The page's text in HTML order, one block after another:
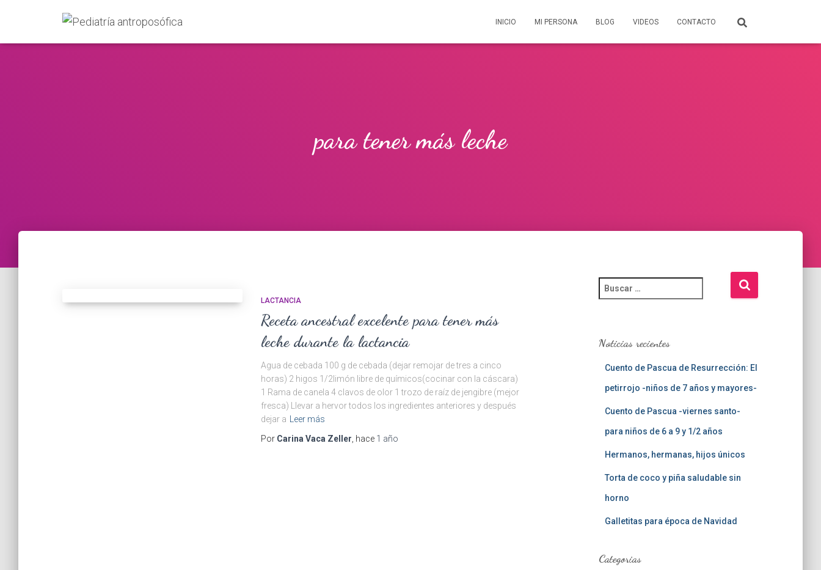
INICIO MI PERSONA BLOG VIDEOS CONTACTO
para tener más leche
LACTANCIA
Receta ancestral excelente para tener más
leche durante la lactancia
Agua de cebada 100 g de cebada (dejar remojar de tres a cinco
horas) 2 higos 1/2limón libre de químicos(cocinar con la cáscara)
1 Rama de canela 4 clavos de olor 1 trozo de raíz de jengibre (mejor
fresca) Llevar a hervor todos los ingredientes anteriores y después
dejar a
Leer más
Por Carina Vaca Zeller , hace 1 año
u
a
Noticias recientes
Cuento de Pascua de Resurrección: El
petirrojo -niños de 7 años y mayores-
Cuento de Pascua -viernes santo-
para niños de 6 a 9 y 1/2 años
Hermanos, hermanas, hijos únicos
Torta de coco y piña saludable sin
horno
Galletitas para época de Navidad
Categorias